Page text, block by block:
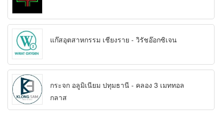
แก๊สอุตสาหกรรม เชียงราย - วิรัชอ๊อกซิเจน
กระจก อลูมิเนียม ปทุมธานี - คลอง 3 เมททอล
กลาส